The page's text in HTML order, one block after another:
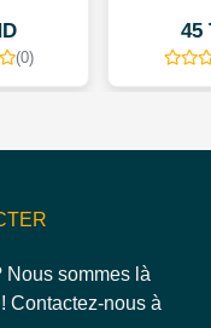
(0)
45
Nous sommes là
Contactez-nous à